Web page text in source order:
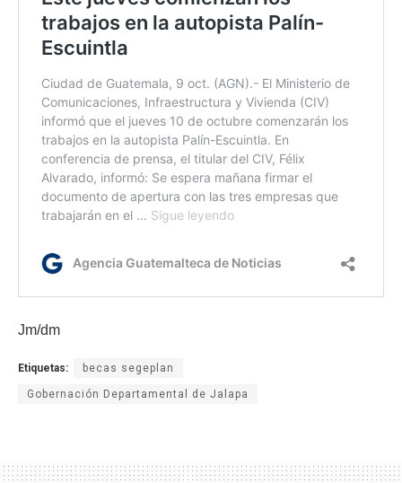
Jm/dm
Etiquetas: becas segeplan
Gobernación Departamental de Jalapa